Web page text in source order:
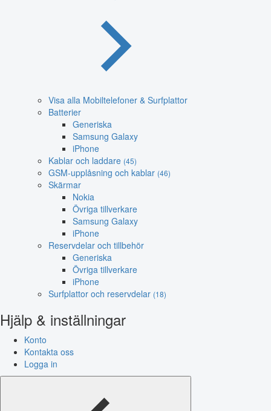
Visa alla Mobiltelefoner & Surfplattor
Batterier
Generiska
Samsung Galaxy
iPhone
Kablar och laddare (45)
GSM-upplåsning och kablar (46)
Skärmar
Nokia
Övriga tillverkare
Samsung Galaxy
iPhone
Reservdelar och tillbehör
Generiska
Övriga tillverkare
iPhone
Surfplattor och reservdelar (18)
Hjälp & inställningar
Konto
Kontakta oss
Logga in